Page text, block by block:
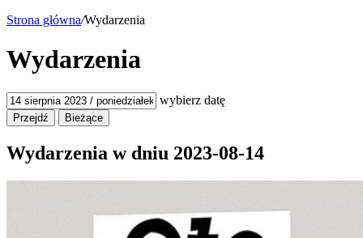
Strona główna/Wydarzenia
Wydarzenia
wybierz datę
Wydarzenia w dniu 2023-08-14